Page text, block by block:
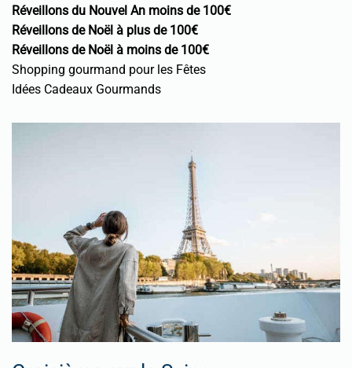
Réveillons du Nouvel An moins de 100€
Réveillons de Noël à plus de 100€
Réveillons de Noël à moins de 100€
Shopping gourmand pour les Fêtes
Idées Cadeaux Gourmands